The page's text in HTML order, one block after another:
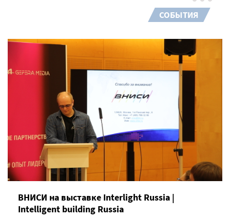
СОБЫТИЯ
ВНИСИ на выставке Interlight Russia |
Intelligent building Russia